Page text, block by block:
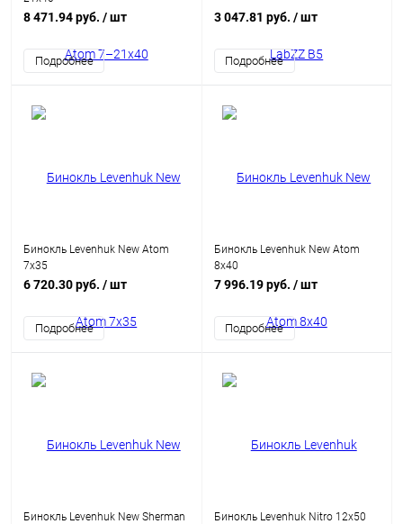
8 471.94 руб. / шт
Подробнее
3 047.81 руб. / шт
Подробнее
Бинокль Levenhuk New Atom
7x35
6 720.30 руб. / шт
Подробнее
Бинокль Levenhuk New Atom
8x40
7 996.19 руб. / шт
Подробнее
Бинокль Levenhuk New Sherman
Бинокль Levenhuk Nitro 12x50